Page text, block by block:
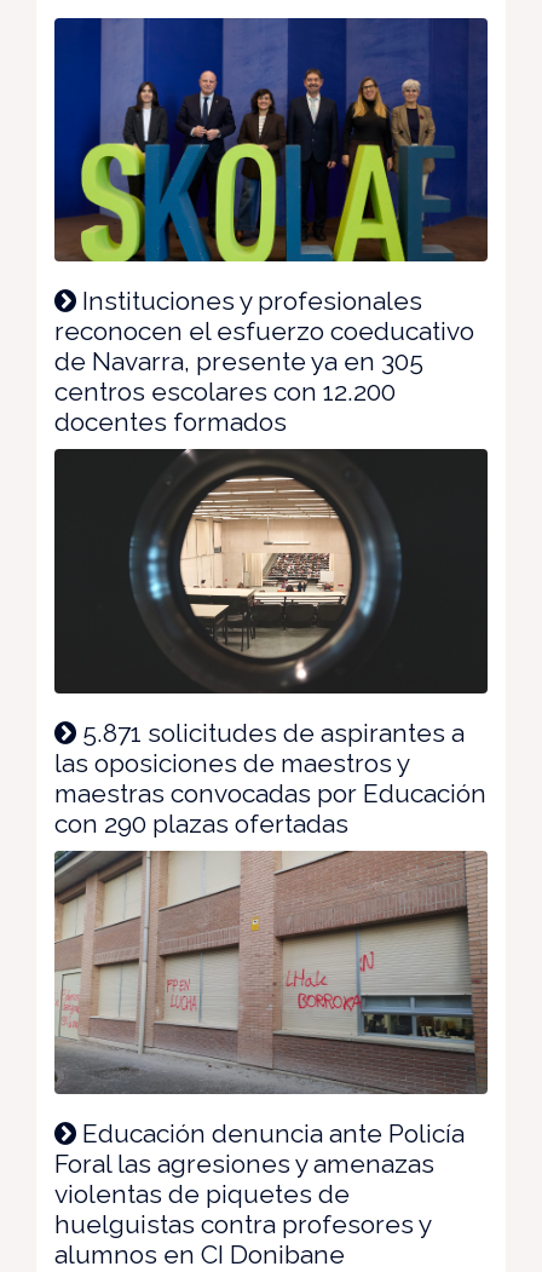
Instituciones y profesionales
reconocen el esfuerzo coeducativo
de Navarra, presente ya en 305
centros escolares con 12.200
docentes formados
5.871 solicitudes de aspirantes a
las oposiciones de maestros y
maestras convocadas por Educación
con 290 plazas ofertadas
Educación denuncia ante Policía
Foral las agresiones y amenazas
violentas de piquetes de
huelguistas contra profesores y
alumnos en CI Donibane